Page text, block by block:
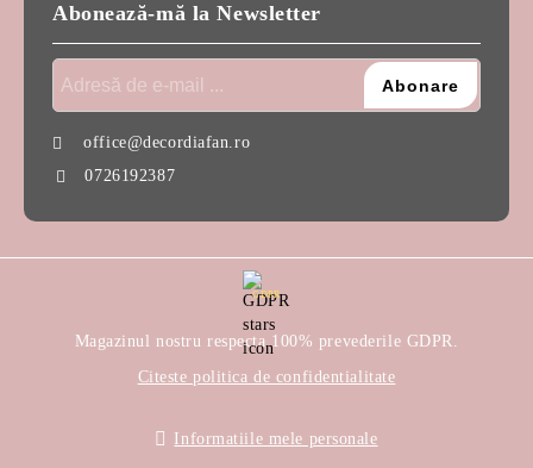
Abonează-mă la Newsletter
office@decordiafan.ro
0726192387
GDPR
Magazinul nostru respecta 100% prevederile GDPR.
Citeste politica de confidentialitate
Informatiile mele personale